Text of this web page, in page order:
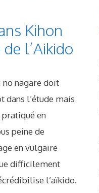
Kihon
l’Aikido
no nagare doit
dans l’étude mais
en
peine de
en vulgaire
difficilement
l’aïkido.